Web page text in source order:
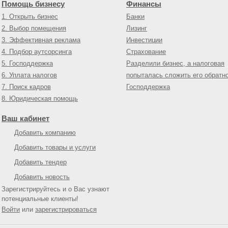
Помощь бизнесу
1. Открыть бизнес
2. Выбор помещения
3. Эффективная реклама
4. Подбор аутсорсинга
5. Господдержка
6. Уплата налогов
7. Поиск кадров
8. Юридическая помощь
Финансы
Банки
Лизинг
Инвестиции
Страхование
Разделили бизнес, а налоговая
попыталась сложить его
Господдержка
Ваш кабинет
Добавить компанию
Добавить товары и услуги
Добавить тендер
Добавить новость
Зарегистрируйтесь и о Вас узнают
потенциальные клиенты!
Войти или зарегистрироваться